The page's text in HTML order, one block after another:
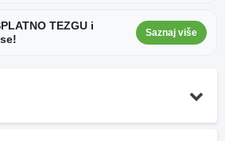
TEZGU i
Saznaj više